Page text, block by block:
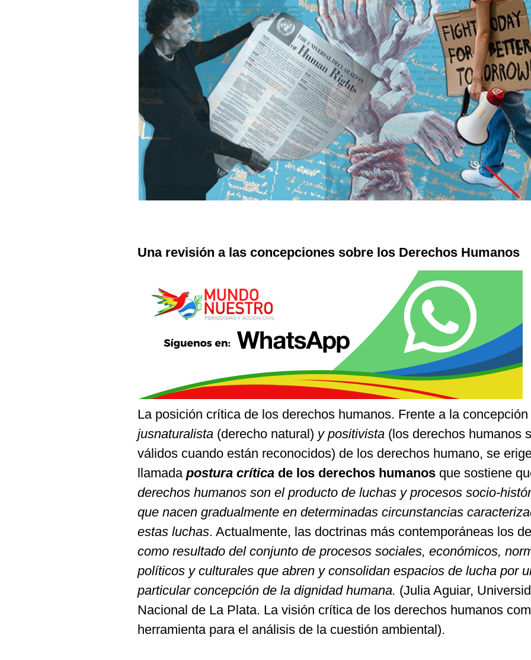
Una revisión a las concepciones sobre los Derechos Humanos
La posición crítica de los derechos humanos. Frente a la concepción
jusnaturalista (derecho natural) y positivista (los derechos humanos
válidos cuando están reconocidos) de los derechos humano, se
llamada postura crítica de los derechos humanos que sostiene
derechos humanos son el producto de luchas y procesos socio-
que nacen gradualmente en determinadas circunstancias
estas luchas. Actualmente, las doctrinas más contemporáneas los
como resultado del conjunto de procesos sociales, económicos,
políticos y culturales que abren y consolidan espacios de lucha por
particular concepción de la dignidad humana. (Julia Aguiar,
Nacional de La Plata. La visión crítica de los derechos humanos
herramienta para el análisis de la cuestión ambiental).